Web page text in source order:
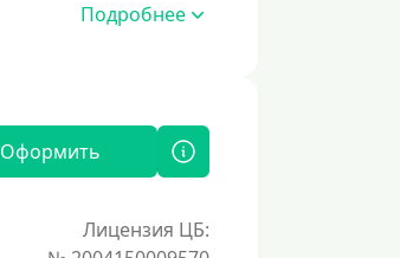
Подробнее
Оформить
Лицензия ЦБ: